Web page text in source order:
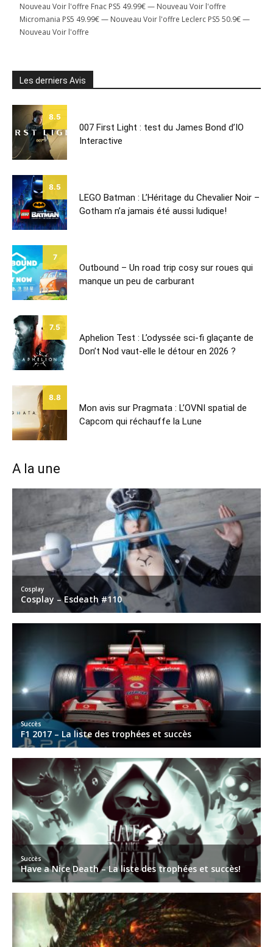
Nouveau Voir l'offre Fnac PS5 49.99€ — Nouveau Voir l'offre
Micromania PS5 49.99€ — Nouveau Voir l'offre Leclerc PS5 50.9€ —
Nouveau Voir l'offre
Les derniers Avis
8.5
007 First Light : test du James Bond d’IO
Interactive
8.5
LEGO Batman : L’Héritage du Chevalier Noir –
Gotham n’a jamais été aussi ludique!
7
Outbound – Un road trip cosy sur roues qui
manque un peu de carburant
7.5
Aphelion Test : L’odyssée sci-fi glaçante de
Don’t Nod vaut-elle le détour en 2026 ?
8.8
Mon avis sur Pragmata : L’OVNI spatial de
Capcom qui réchauffe la Lune
A la une